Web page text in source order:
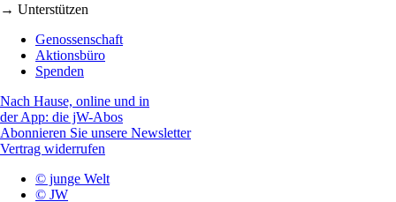
→ Unterstützen
Genossenschaft
Aktionsbüro
Spenden
Nach Hause, online und in
der App: die jW-Abos
Abonnieren Sie unsere Newsletter
Vertrag widerrufen
© junge Welt
© JW